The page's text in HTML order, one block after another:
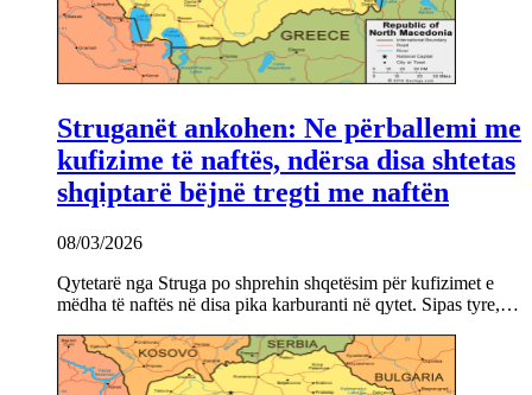
Struganët ankohen: Ne përballemi me
kufizime të naftës, ndërsa disa shtetas
shqiptarë bëjnë tregti me naftën
08/03/2026
Qytetarë nga Struga po shprehin shqetësim për kufizimet e
mëdha të naftës në disa pika karburanti në qytet. Sipas tyre,…